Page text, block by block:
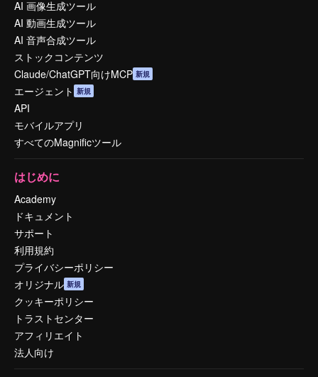
AI 画像生成ツール
AI 動画生成ツール
AI 音声合成ツール
ストックコンテンツ
Claude/ChatGPT向けMCP 新規
エージェント 新規
API
モバイルアプリ
すべてのMagnificツール
はじめに
Academy
ドキュメント
サポート
利用規約
プライバシーポリシー
オリジナル 新規
クッキーポリシー
トラストセンター
アフィリエイト
法人向け